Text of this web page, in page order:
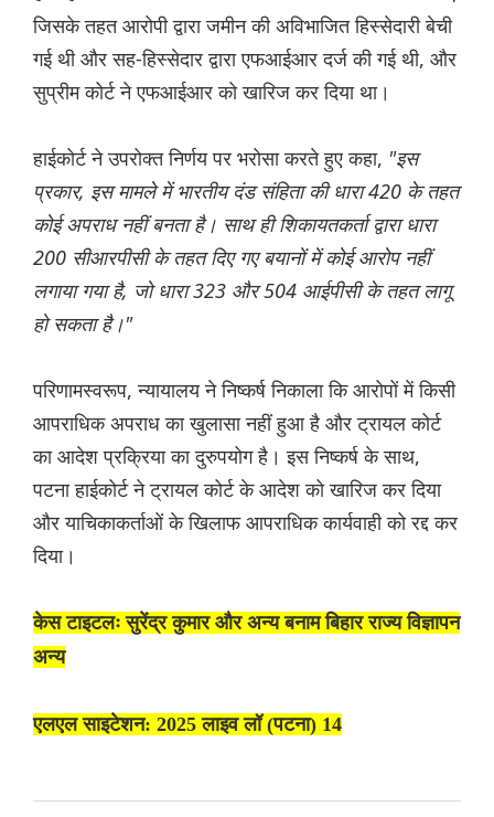
जिसके तहत आरोपी द्वारा जमीन की अविभाजित हिस्सेदारी बेची
गई थी और सह-हिस्सेदार द्वारा एफआईआर दर्ज की गई थी, और
सुप्रीम कोर्ट ने एफआईआर को खारिज कर दिया था।
हाईकोर्ट ने उपरोक्त निर्णय पर भरोसा करते हुए कहा, "इस
प्रकार, इस मामले में भारतीय दंड संहिता की धारा 420 के तहत
कोई अपराध नहीं बनता है। साथ ही शिकायतकर्ता द्वारा धारा
200 सीआरपीसी के तहत दिए गए बयानों में कोई आरोप नहीं
लगाया गया है, जो धारा 323 और 504 आईपीसी के तहत लागू
हो सकता है।"
परिणामस्वरूप, न्यायालय ने निष्कर्ष निकाला कि आरोपों में किसी
आपराधिक अपराध का खुलासा नहीं हुआ है और ट्रायल कोर्ट
का आदेश प्रक्रिया का दुरुपयोग है। इस निष्कर्ष के साथ,
पटना हाईकोर्ट ने ट्रायल कोर्ट के आदेश को खारिज कर दिया
और याचिकाकर्ताओं के खिलाफ आपराधिक कार्यवाही को रद्द कर
दिया।
केस टाइटलः सुरेंद्र कुमार और अन्य बनाम बिहार राज्य विज्ञापन
अन्य
एलएल साइटेशन: 2025 लाइव लॉ (पटना) 14